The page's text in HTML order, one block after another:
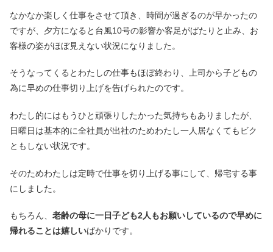
なかなか楽しく仕事をさせて頂き、時間が過ぎるのが早かったの
ですが、夕方になると台風10号の影響か客足がぱたりと止み、お
客様の姿がほぼ見えない状況になりました。
そうなってくるとわたしの仕事もほぼ終わり、上司から子どもの
為に早めの仕事切り上げを告げられたのです。
わたし的にはもうひと頑張りしたかった気持ちもありましたが、
日曜日は基本的に全社員が出社のためわたし一人居なくてもビク
ともしない状況です。
そのためわたしは定時で仕事を切り上げる事にして、帰宅する事
にしました。
もちろん、 老齢の母に一日子ども2人もお願いしているので早めに
帰れることは嬉しいばかりです。